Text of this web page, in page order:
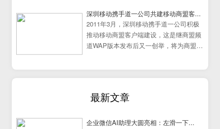
深圳移动携手道一公司共建移动商盟客...
2011年3月，深圳移动携手道一公司积极
推动移动商盟客户端建设，这是继商盟频
道WAP版本发布后又一创举，将为商盟频
最新文章
企业微信AI助理大圆亮相：左滑一下...